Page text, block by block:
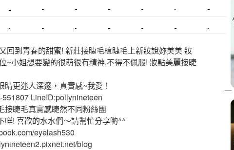
回到青春的甜蜜! 新莊接睫毛植睫毛上新妝說妳美美 妝
~小姐想要變的很萌很有精神,不得不佩服! 妝點美麗接睫
更迷人深邃，真實感~我愛！
LineID:pollynineteen
接睫毛真實感睫然不同粉絲團
咩! 喜歡的水水們～請幫忙分享喲^^
eyelash530
blog